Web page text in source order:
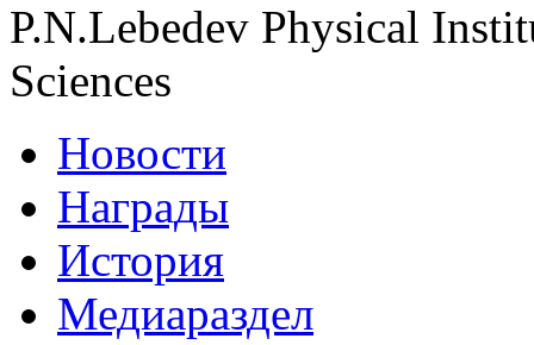
P.N.Lebedev Physical
Sciences
Новости
Награды
История
Медиараздел